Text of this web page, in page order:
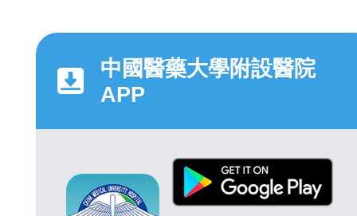
中國醫藥大學附設醫院
APP